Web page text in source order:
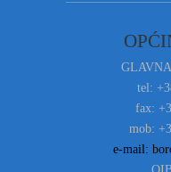
tel:
fax:
mob:
e-mail: